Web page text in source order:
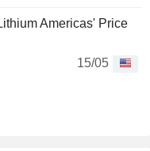
Americas' Price
15/05